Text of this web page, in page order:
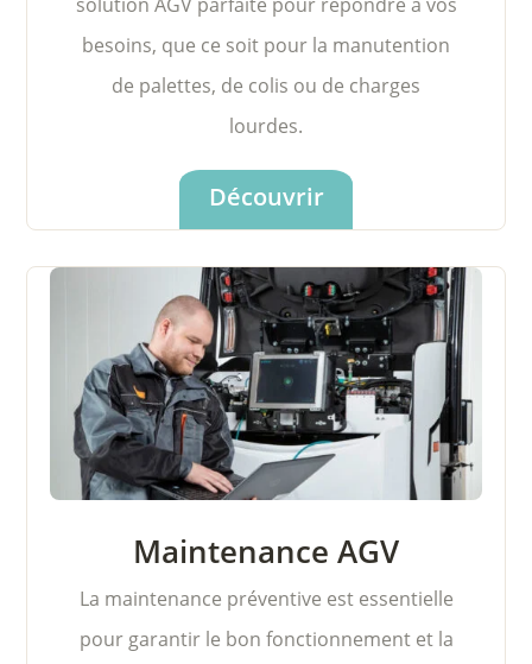
besoins, que ce soit pour la manutention
de palettes, de colis ou de charges
lourdes.
Découvrir
Maintenance AGV
La maintenance préventive est essentielle
pour garantir le bon fonctionnement et la